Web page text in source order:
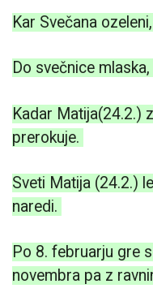
Kar Svečana
Do svečnice
Kadar Matija(24.2.)
prerokuje.
Sveti Matija (24.2.)
naredi.
Po 8. februarju gre
novembra pa z